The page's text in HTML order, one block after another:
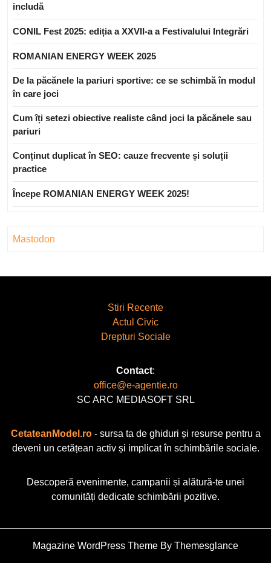
includă
CONIL Fest 2025: ediția a XXVII-a a Festivalului Integrări
ROMANIAN ENERGY WEEK 2025
De la păcănele la pariuri sportive: ce se schimbă în modul
în care joci
Cum îți setezi obiective realiste când joci la păcănele sau
pariuri
Conținut duplicat în SEO: cauze frecvente și soluții
practice
Începe ROMANIAN ENERGY WEEK 2025!
Mastodon
Stiri Recente
Actul Civic
Drepturi Sociale
Contact:
office@e-agentie.ro
SC ARC MEDIASOFT SRL
CetateanModel.ro- sursa ta de ghiduri și resurse pentru a
deveni un cetățean activ și implicat în schimbările sociale.
Descoperă evenimente, campanii și alătură-te unei
comunități dedicate schimbării pozitive.
Magazine WordPress Theme By Themesglance